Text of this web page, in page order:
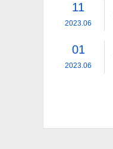
11
2023.06
01
2023.06